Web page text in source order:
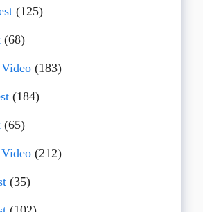
(125)
(68)
(183)
(184)
(65)
(212)
(35)